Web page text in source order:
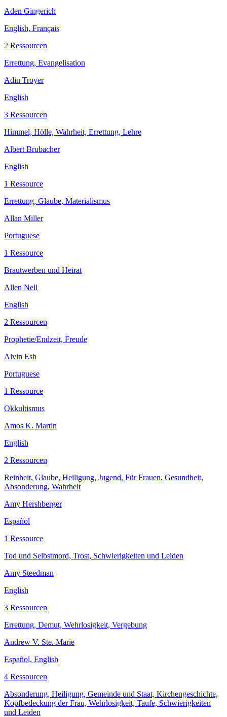
Aden Gingerich
English, Français
2 Ressourcen
Errettung, Evangelisation
Adin Troyer
English
3 Ressourcen
Himmel, Hölle, Wahrheit, Errettung, Lehre
Albert Brubacher
English
1 Ressource
Errettung, Glaube, Materialismus
Allan Miller
Portuguese
1 Ressource
Brautwerben und Heirat
Allen Nell
English
2 Ressourcen
Prophetie/Endzeit, Freude
Alvin Esh
Portuguese
1 Ressource
Okkultismus
Amos K. Martin
English
2 Ressourcen
Reinheit, Glaube, Heiligung, Jugend, Für Frauen, Gesundheit,
Absonderung, Wahrheit
Amy Hershberger
Español
1 Ressource
Tod und Selbstmord, Trost, Schwierigkeiten und Leiden
Amy Steedman
English
3 Ressourcen
Errettung, Demut, Wehrlosigkeit, Vergebung
Andrew V. Ste. Marie
Español, English
4 Ressourcen
Absonderung, Heiligung, Gemeinde und Staat, Kirchengeschichte,
Kopfbedeckung der Frau, Wehrlosigkeit, Taufe, Schwierigkeiten
und Leiden